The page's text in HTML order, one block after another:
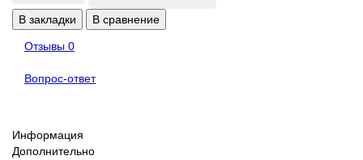
В закладки В сравнение
Отзывы 0
Вопрос-ответ
Информация
Дополнительно